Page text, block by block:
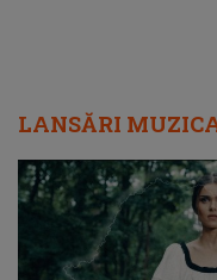
LANSĂRI